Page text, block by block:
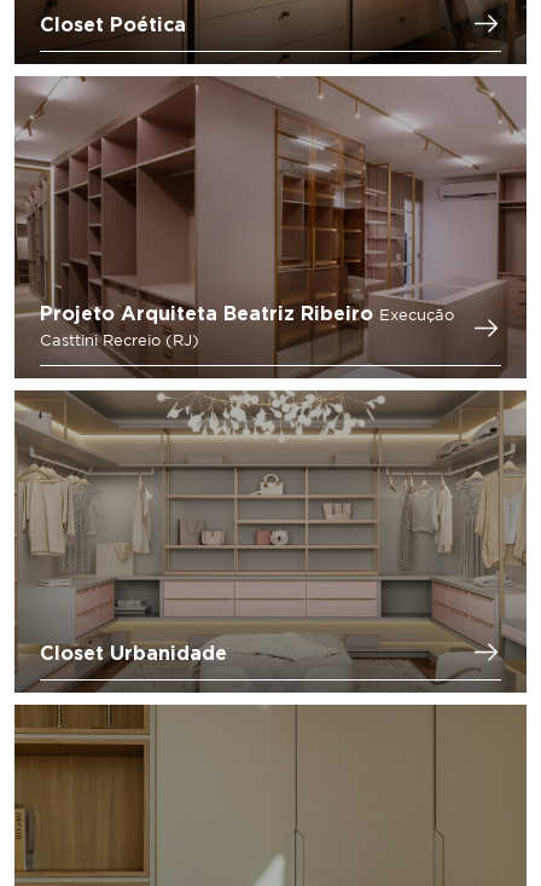
Closet Poética
Projeto Arquiteta Beatriz Ribeiro
Execução
Casttini Recreio (RJ)
Closet Urbanidade